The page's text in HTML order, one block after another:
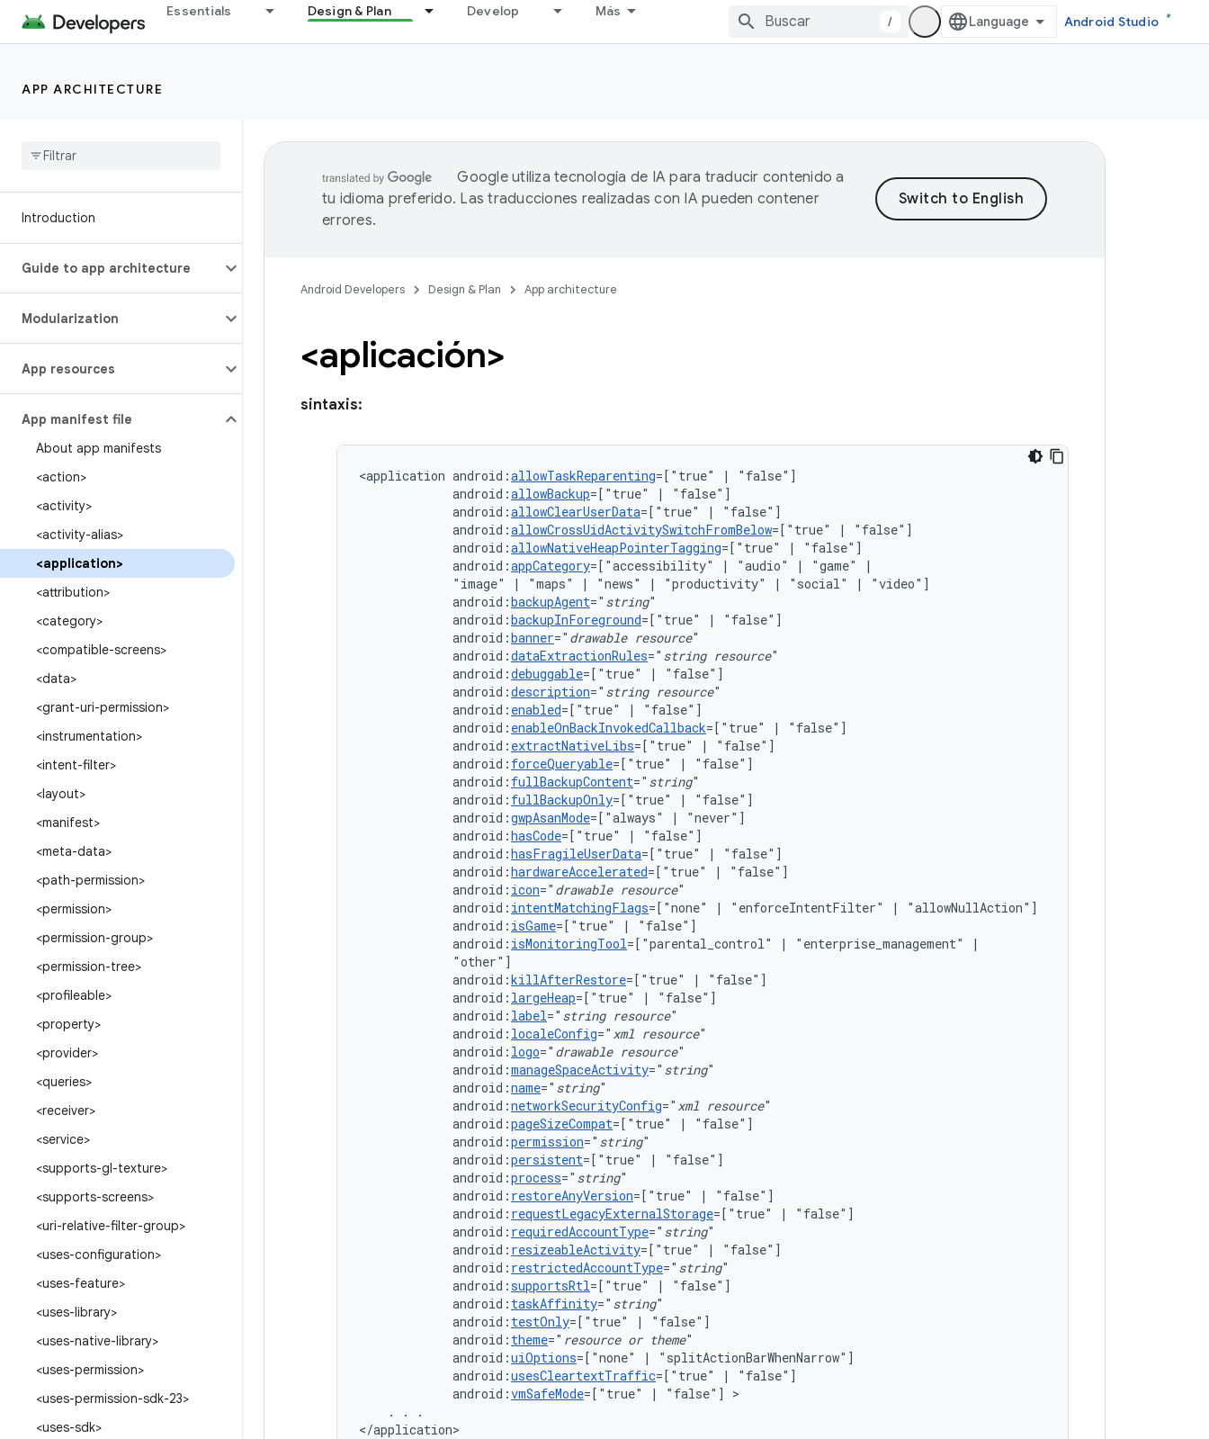
Essentials Design & Plan Develop Más
/ Android Studio
APP ARCHITECTURE
Introduction
Guide to app architecture
Modularization
App resources
App manifest file
About app manifests
<action>
<activity>
<activity-alias>
<application>
<attribution>
<category>
<compatible-screens>
<data>
<grant-uri-permission>
<instrumentation>
<intent-filter>
<layout>
<manifest>
<meta-data>
<path-permission>
<permission>
<permission-group>
<permission-tree>
<profileable>
<property>
<provider>
<queries>
<receiver>
<service>
<supports-gl-texture>
<supports-screens>
<uri-relative-filter-group>
<uses-configuration>
<uses-feature>
<uses-library>
<uses-native-library>
<uses-permission>
<uses-permission-sdk-23>
<uses-sdk>
Google utiliza tecnología de IA para traducir contenido a
tu idioma preferido. Las traducciones realizadas con IA pueden contener
errores.
Android Developers Design & Plan App architecture
<aplicación>
sintaxis:
<application android:allowTaskReparenting=["true" |
android:allowBackup=["true" |
android:allowClearUserData=["true" |
android:allowCrossUidActivitySwitchFromBelow=["true" |
android:allowNativeHeapPointerTagging=["true" |
android:appCategory=["accessibility" | "audio" | "game"
"image"
| "maps" | "news" | "productivity" | "social" |
android:backupAgent=" string
android:backupInForeground=["true" |
android:banner=" drawable resource
android:dataExtractionRules=" string resource
android:debuggable=["true" |
android:description=" string resource
android: enabled=["true" |
android: enableOnBackInvokedCallback=["true" |
android: extractNativeLibs=["true" |
android: forceQueryable=["true" |
android: fullBackupContent=" string
android: fullBackupOnly=["true" |
android:gwpAsanMode=["always" |
android:hasCode=["true" |
android:hasFragileUserData=["true" |
android:hardwareAccelerated=["true" |
android: icon=" drawable resource
android: intentMatchingFlags=["none" | "enforceIntentFilter" |
android: isGame=["true" |
android: isMonitoringTool=["parental_control" | "enterprise_management"
android:killAfterRestore=["true" |
android: largeHeap=["true" |
android: label=" string resource
android: localeConfig=" xml resource
android: logo=" drawable resource
android:manageSpaceActivity=" string
android:name=" string
android:networkSecurityConfig=" xml resource
android:pageSizeCompat=["true" |
android:permission=" string
android:persistent=["true" |
android:process=" string
android: restoreAnyVersion=["true" |
android: requestLegacyExternalStorage=["true" |
android: requiredAccountType=" string
android: resizeableActivity=["true" |
android: restrictedAccountType=" string
android:supportsRtl=["true" |
android: taskAffinity=" string
android: testOnly=["true" |
android: theme=" resource or theme
android:uiOptions=["none" |
android:usesCleartextTraffic=["true" |
android:vmSafeMode=["true" | "false"]
.
.
.
</application>